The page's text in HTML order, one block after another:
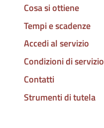
Cosa si ottiene
Tempi e scadenze
Accedi al servizio
Condizioni di servizio
Contatti
Strumenti di tutela